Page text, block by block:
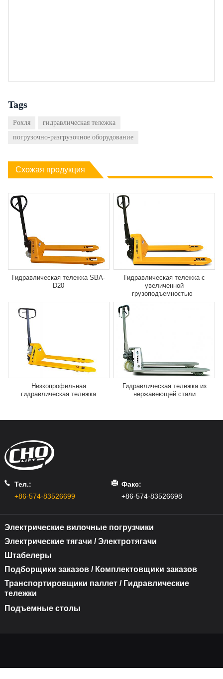
Tags
Рохля
гидравлическая тележка
погрузочно-разгрузочное оборудование
Схожая продукция
Гидравлическая тележка SBA-
D20
Гидравлическая тележка с
увеличенной
грузоподъемностью
Низкопрофильная
гидравлическая тележка
Гидравлическая тележка из
нержавеющей стали
Тел.:
+86-574-83526699
Факс:
+86-574-83526698
Электрические вилочные погрузчики
Электрические тягачи / Электротягачи
Штабелеры
Подборщики заказов / Комплектовщики заказов
Транспортировщики паллет / Гидравлические
тележки
Подъемные столы